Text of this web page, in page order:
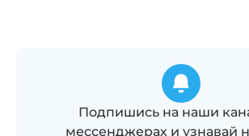
Подпишись на наши
мессенджерах и узнавай